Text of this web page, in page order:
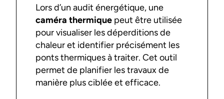
Lors d’un audit énergétique, une
caméra thermique peut être utilisée
pour visualiser les déperditions de
chaleur et identifier précisément les
ponts thermiques à traiter. Cet outil
permet de planifier les travaux de
manière plus ciblée et efficace.